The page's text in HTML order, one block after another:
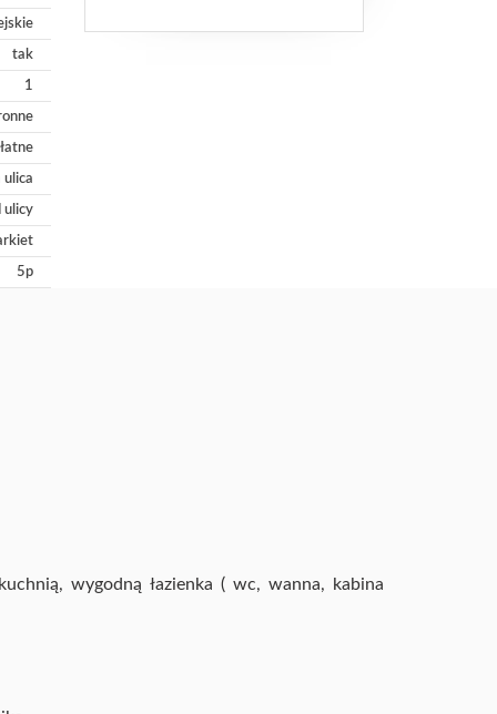
tak
1
ulica
ulicy
5p
wygodną łazienka ( wc, wanna, kabina